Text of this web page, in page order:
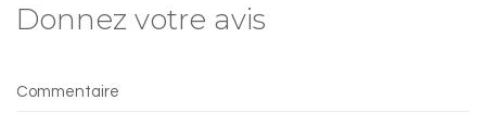
Donnez votre avis
Commentaire